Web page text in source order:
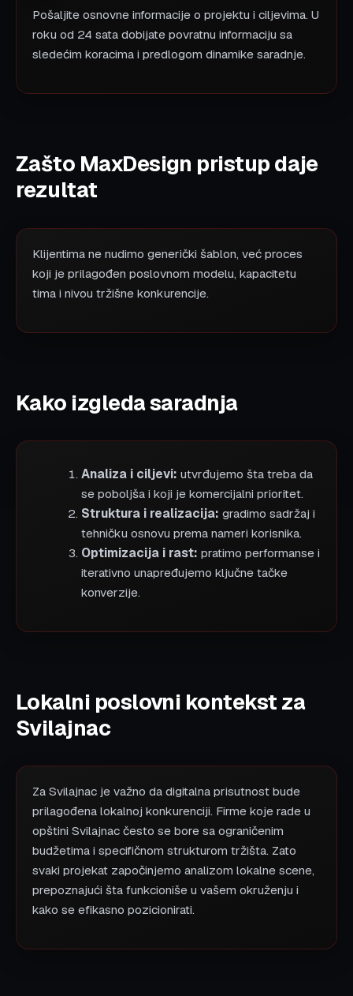
Pošaljite osnovne informacije o projektu i ciljevima. U
roku od 24 sata dobijate povratnu informaciju sa
sledećim koracima i predlogom dinamike saradnje.
Zašto MaxDesign pristup daje
rezultat
Klijentima ne nudimo generički šablon, već proces
koji je prilagođen poslovnom modelu, kapacitetu
tima i nivou tržišne konkurencije.
Kako izgleda saradnja
Analiza i ciljevi: utvrđujemo šta treba da
se poboljša i koji je komercijalni prioritet.
Struktura i realizacija: gradimo sadržaj i
tehničku osnovu prema nameri korisnika.
Optimizacija i rast: pratimo performanse i
iterativno unapređujemo ključne tačke
konverzije.
Lokalni poslovni kontekst za
Svilajnac
Za Svilajnac je važno da digitalna prisutnost bude
prilagođena lokalnoj konkurenciji. Firme koje rade u
opštini Svilajnac često se bore sa ograničenim
budžetima i specifičnom strukturom tržišta. Zato
svaki projekat započinjemo analizom lokalne scene,
prepoznajući šta funkcioniše u vašem okruženju i
kako se efikasno pozicionirati.